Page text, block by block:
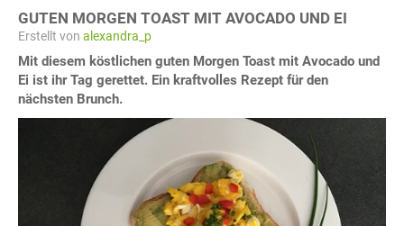
GUTEN MORGEN TOAST MIT AVOCADO UND EI
Erstellt von alexandra_p
Mit diesem köstlichen guten Morgen Toast mit Avocado und
Ei ist ihr Tag gerettet. Ein kraftvolles Rezept für den
nächsten Brunch.